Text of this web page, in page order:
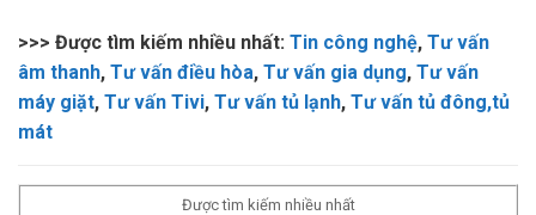
>>> Được tìm kiếm nhiều nhất: Tin công nghệ, Tư vấn
âm thanh, Tư vấn điều hòa, Tư vấn gia dụng, Tư vấn
máy giặt, Tư vấn Tivi, Tư vấn tủ lạnh, Tư vấn tủ đông,tủ
mát
Được tìm kiếm nhiều nhất